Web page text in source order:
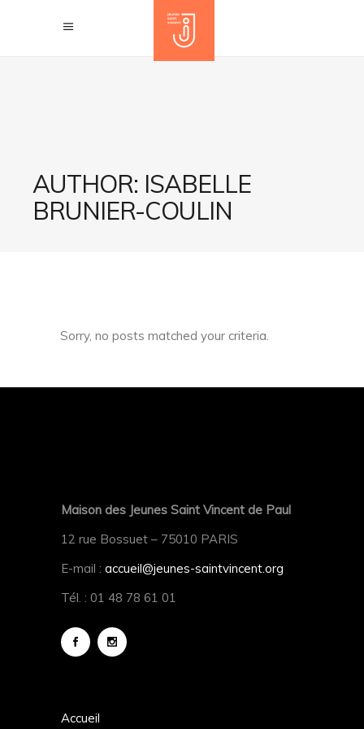
AUTHOR: ISABELLE
BRUNIER-COULIN
Sorry, no posts matched your criteria.
Maison des Jeunes Saint Vincent de Paul
12 rue Bossuet – 75010 PARIS
E-mail : accueil@jeunes-saintvincent.org
Tél. : 01 48 78 61 01
Accueil